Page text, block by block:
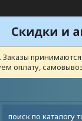
Заказы
оплату,